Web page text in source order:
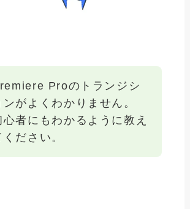
Proのトランジシ
ンがよくわかりません。
心者にもわかるように教え
ください。